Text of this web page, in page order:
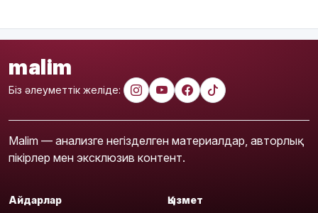
malim
Біз әлеуметтік желіде:
Malim — анализге негізделген материалдар, авторлық
пікірлер мен эксклюзив контент.
Айдарлар Қызмет